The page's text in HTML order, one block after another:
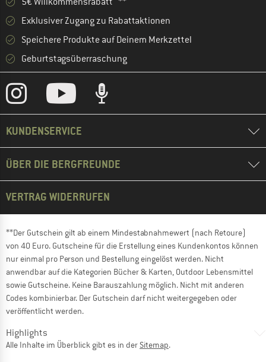
Exklusiver Zugang zu Rabattaktionen
Speichere Produkte auf Deinem Merkzettel
Geburtstagsüberraschung
KUNDENSERVICE
ÜBER DIE BERGFREUNDE
VERTRAG WIDERRUFEN
**Der Gutschein gilt ab einem Mindestabnahmewert (nach Retoure)
von 40 Euro. Gutscheine für die Erstellung eines Kundenkontos können
nur einmal pro Person und Bestellung eingelöst werden. Nicht
anwendbar auf die Kategorien Bücher & Karten, Outdoor Lebensmittel
sowie Gutscheine. Keine Barauszahlung möglich. Nicht mit anderen
Codes kombinierbar. Der Gutschein darf nicht weitergegeben oder
veröffentlicht werden.
Highlights
Alle Inhalte im Überblick gibt es in der Sitemap.